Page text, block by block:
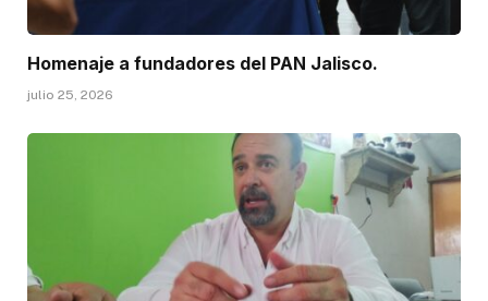
Homenaje a fundadores del PAN Jalisco.
julio 25, 2026